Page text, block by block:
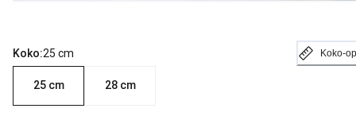
Koko:25 cm Koko-
25 cm 28 cm